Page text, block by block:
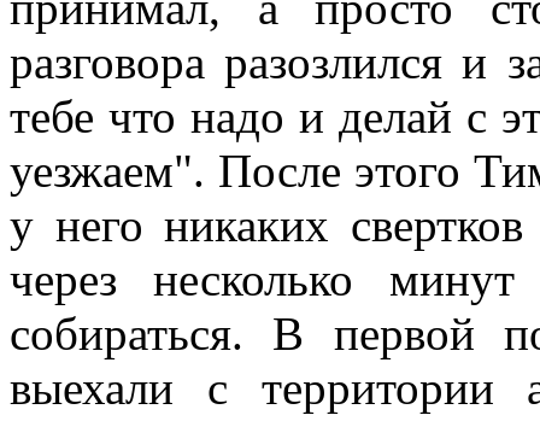
разговора разозлился и
тебе что надо и делай с
уезжаем". После этого
у него никаких
через несколько
собираться. В
выехали с территории